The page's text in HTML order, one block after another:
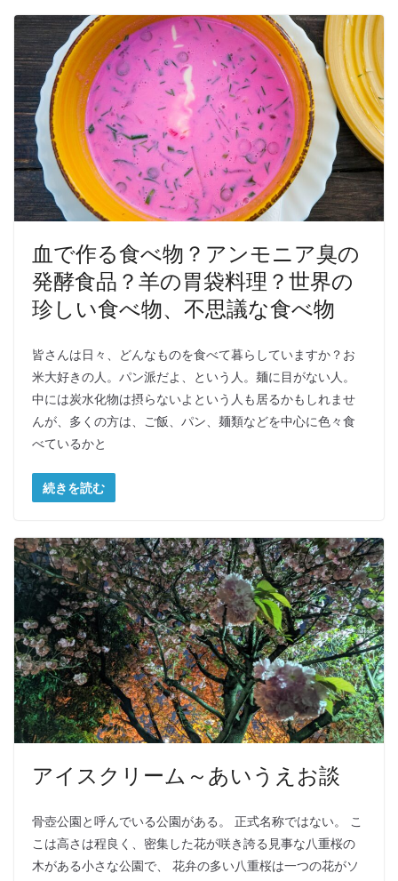
血で作る食べ物？アンモニア臭の
発酵食品？羊の胃袋料理？世界の
珍しい食べ物、不思議な食べ物
皆さんは日々、どんなものを食べて暮らしていますか？お
米大好きの人。パン派だよ、という人。麺に目がない人。
中には炭水化物は摂らないよという人も居るかもしれませ
んが、多くの方は、ご飯、パン、麺類などを中心に色々食
べているかと
続きを読む
アイスクリーム～あいうえお談
骨壺公園と呼んでいる公園がある。 正式名称ではない。 こ
こは高さは程良く、密集した花が咲き誇る見事な八重桜の
木がある小さな公園で、 花弁の多い八重桜は一つの花がソ